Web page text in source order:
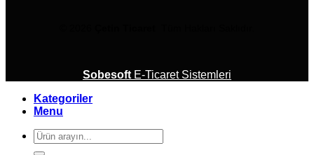
Sobesoft E-Ticaret Sistemleri
Kategoriler
Menu
Ara: